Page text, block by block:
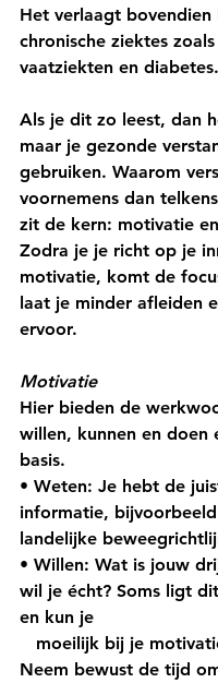
Het verlaagt
chronische ziektes
vaatziekten en diabetes.
Als je dit zo leest, dan
maar je gezonde
gebruiken. Waarom
voornemens dan
zit de kern: motivatie
Zodra je je richt op je
motivatie, komt de
laat je minder afleiden
ervoor.
Motivatie
Hier bieden de
willen, kunnen en doen
basis.
• Weten: Je hebt de
informatie,
landelijke
• Willen: Wat is jouw
wil je écht? Soms ligt
en kun je
Neem bewust de tijd